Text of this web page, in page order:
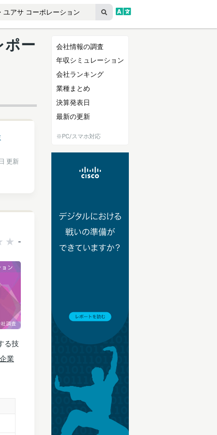
ポー
更新
-
る技
業
会社情報の調査
年収シミュレーション
会社ランキング
業種まとめ
決算発表日
最新の更新
※PC/スマホ対応